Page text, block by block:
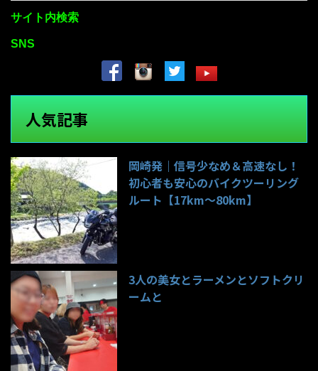
サイト内検索
SNS
人気記事
岡崎発｜信号少なめ＆高速なし！
初心者も安心のバイクツーリング
ルート【17km〜80km】
3人の美女とラーメンとソフトクリ
ームと